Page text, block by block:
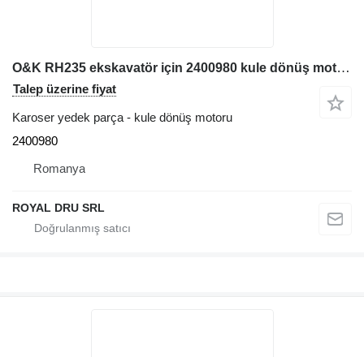
O&K RH235 ekskavatör için 2400980 kule dönüş motoru
Talep üzerine fiyat
Karoser yedek parça - kule dönüş motoru
2400980
Romanya
ROYAL DRU SRL